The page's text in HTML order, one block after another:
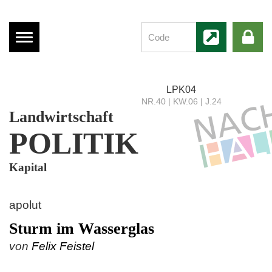
Menü
anzeigen
Landwirtschaft
POLITIK
Kapital
LPK04
NR.40 | KW.06 | J.24
apolut
Sturm im Wasserglas
von Felix Feistel